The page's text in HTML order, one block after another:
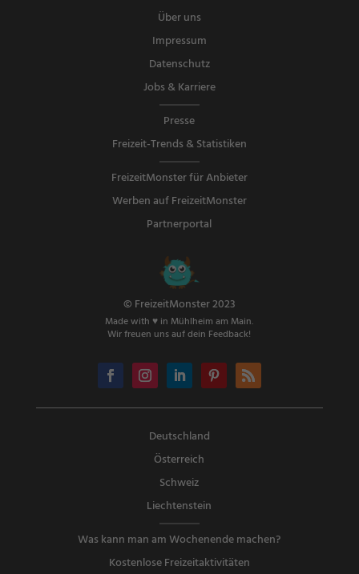
Über uns
Impressum
Datenschutz
Jobs & Karriere
Presse
Freizeit-Trends & Statistiken
FreizeitMonster für Anbieter
Werben auf FreizeitMonster
Partnerportal
© FreizeitMonster 2023
Made with ♥ in Mühlheim am Main.
Wir freuen uns auf dein Feedback!
Deutschland
Österreich
Schweiz
Liechtenstein
Was kann man am Wochenende machen?
Kostenlose Freizeitaktivitäten